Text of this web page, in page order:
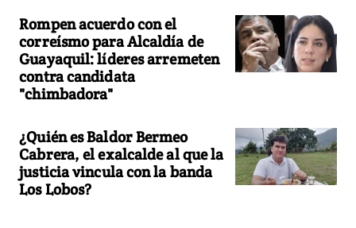
Rompen acuerdo con el
correísmo para Alcaldía de
Guayaquil: líderes arremeten
contra candidata
"chimbadora"
¿Quién es Baldor Bermeo
Cabrera, el exalcalde al que la
justicia vincula con la banda
Los Lobos?